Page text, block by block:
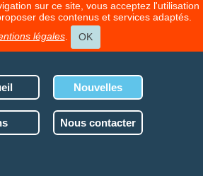
sur ce site, vous acceptez l'utilisation
des contenus et services adaptés.
légales. OK
Nouvelles
Nous contacter